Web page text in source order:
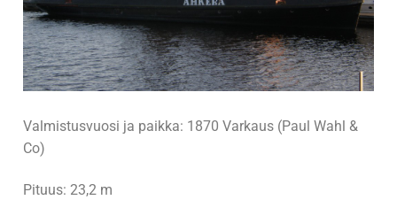
Kanavansuun Perinnelaivatelakkayhdistys
Historia
Tiedotteet
Kalenteri
Palvelut
Telakointi
Talvisäilytys
Telakan toimintaohjeet
Laivat telakalla
S/S Ansio
S/S Hurma
M/S Anja
M/S Eka
Höyrylaivat
S/S Ahkera
M/S Emma
Galleria
Yhteystiedot
Valmistusvuosi ja paikka: 1870 Varkaus (Paul Wahl &
Co)
Pituus: 23,2 m